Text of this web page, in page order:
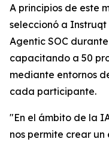
A principios de este
seleccionó a
Agentic SOC
capacitando a 50
mediante entornos
cada participante.
"En el ámbito de la
nos permite crear